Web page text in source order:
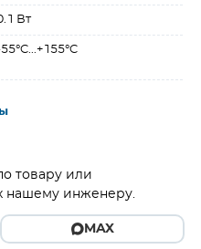
Вт
товару или
нашему инженеру.
MAX